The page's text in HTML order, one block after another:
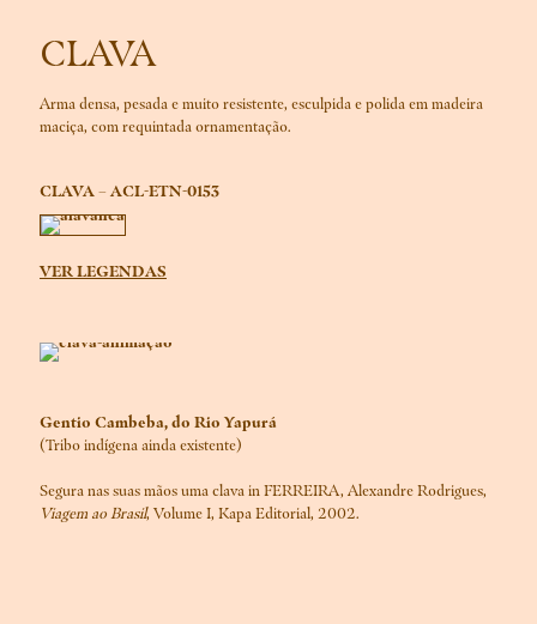
CLAVA
Arma densa, pesada e muito resistente, esculpida e polida em madeira
maciça, com requintada ornamentação.
CLAVA – ACL-ETN-0153
VER LEGENDAS
Gentio Cambeba, do Rio Yapurá
(Tribo indígena ainda existente)
Segura nas suas mãos uma clava in FERREIRA, Alexandre Rodrigues,
Viagem ao Brasil, Volume I, Kapa Editorial, 2002.